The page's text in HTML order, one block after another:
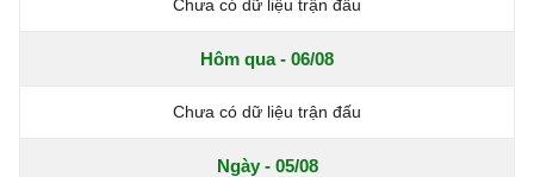
Chưa có dữ liệu trận đấu
Hôm qua - 06/08
Chưa có dữ liệu trận đấu
Ngày - 05/08